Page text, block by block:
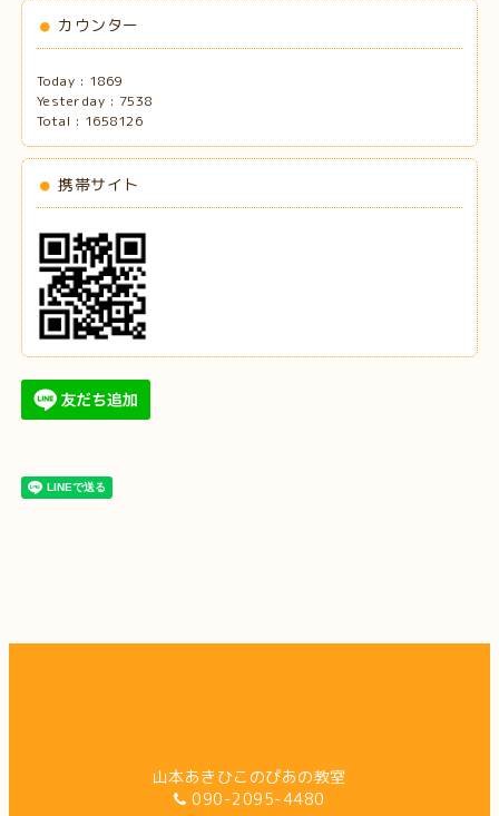
カウンター
Today : 1869
Yesterday : 7538
Total : 1658126
携帯サイト
山本あきひこのぴあの教室
090-2095-4480